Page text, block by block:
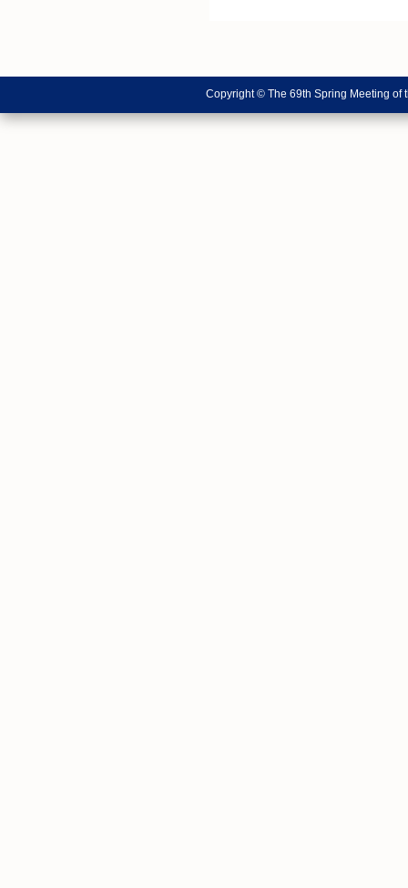
Copyright © The 69th Spring Meeting of